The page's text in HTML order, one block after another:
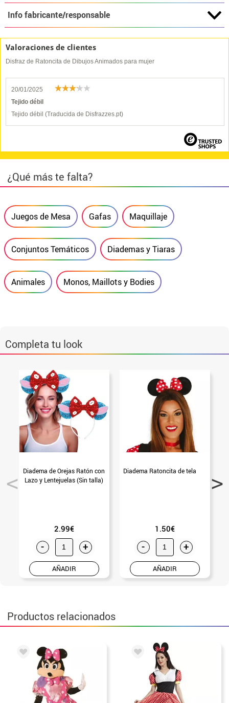
Info fabricante/responsable
Valoraciones de clientes
Disfraz de Ratoncita de Dibujos Animados para mujer
20/01/2025
Tejido débil
Tejido débil (Traducida de Disfrazzes.pt)
¿Qué más te falta?
Juegos de Mesa Gafas Maquillaje
Conjuntos Temáticos Diademas y Tiaras
Animales Monos, Maillots y Bodies
Completa tu look
Diadema de Orejas Ratón con
Lazo y Lentejuelas (Sin talla)
2.99€
- +
AÑADIR
Diadema Ratoncita de tela
1.50€
- +
AÑADIR
Productos relacionados